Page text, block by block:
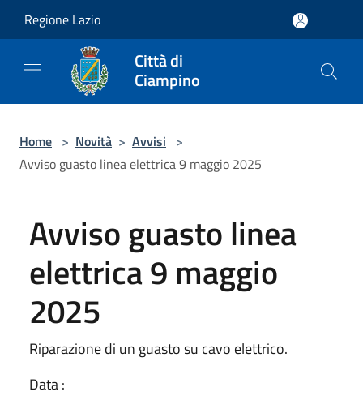
Regione Lazio
Città di
Ciampino
Home > Novità > Avvisi >
Avviso guasto linea elettrica 9 maggio 2025
Avviso guasto linea
elettrica 9 maggio
2025
Riparazione di un guasto su cavo elettrico.
Data :